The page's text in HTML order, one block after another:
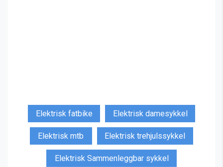
Elektrisk fatbike Elektrisk damesykkel
Elektrisk mtb Elektrisk trehjulssykkel
Elektrisk Sammenleggbar sykkel